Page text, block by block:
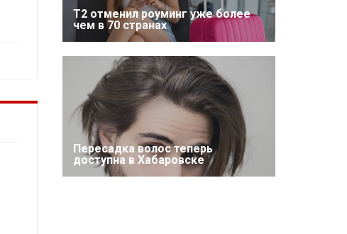
Т2 отменил роуминг уже более
чем в 70 странах
Пересадка волос теперь
доступна в Хабаровске